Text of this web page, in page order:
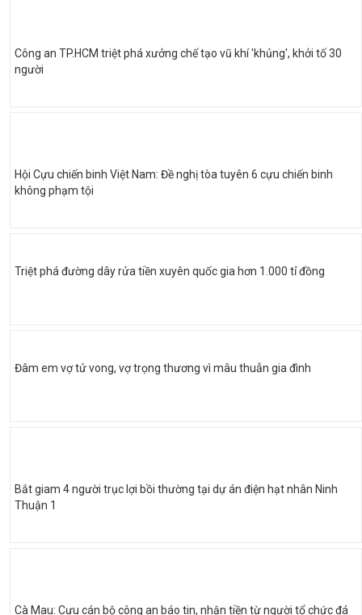
Công an TP.HCM triệt phá xưởng chế tạo vũ khí 'khủng', khởi tố 30
người
Hội Cựu chiến binh Việt Nam: Đề nghị tòa tuyên 6 cựu chiến binh
không phạm tội
Triệt phá đường dây rửa tiền xuyên quốc gia hơn 1.000 tỉ đồng
Đâm em vợ tử vong, vợ trọng thương vì mâu thuẫn gia đình
Bắt giam 4 người trục lợi bồi thường tại dự án điện hạt nhân Ninh
Thuận 1
Cà Mau: Cựu cán bộ công an báo tin, nhận tiền từ người tổ chức đá